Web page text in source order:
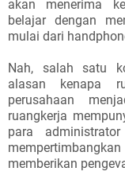
akan menerima
belajar dengan
mulai dari
Nah, salah satu
alasan kenapa
perusahaan
ruangkerja
para
memberikan